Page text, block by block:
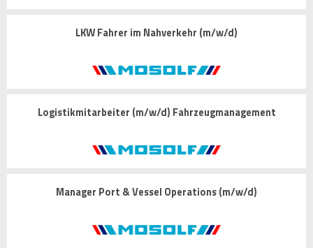
LKW Fahrer im Nahverkehr (m/w/d)
Logistikmitarbeiter (m/w/d) Fahrzeugmanagement
Manager Port & Vessel Operations (m/w/d)